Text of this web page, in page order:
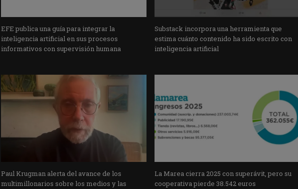
EFE publica una guía para integrar la
inteligencia artificial en sus procesos
informativos con supervisión humana
Substack incorpora una herramienta que
estima cuánto contenido ha sido escrito con
inteligencia artificial
Paul Krugman alerta del avance de los
multimillonarios sobre los medios y las
La Marea cierra 2025 con superávit, pero su
cooperativa pierde 38.542 euros